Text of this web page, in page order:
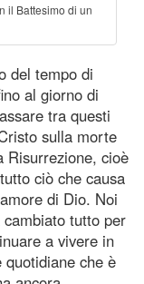
il Battesimo di un
del tempo di
al giorno di
tra questi
sulla morte
Risurrezione, cioè
ciò che causa
di Dio. Noi
tutto per
a vivere in
quotidiane che è